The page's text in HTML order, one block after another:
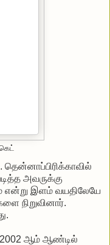
அவருக்கு
என்று இளம் வயதிலேயே
நிறுவினார்.
2002 ஆம் ஆண்டில்